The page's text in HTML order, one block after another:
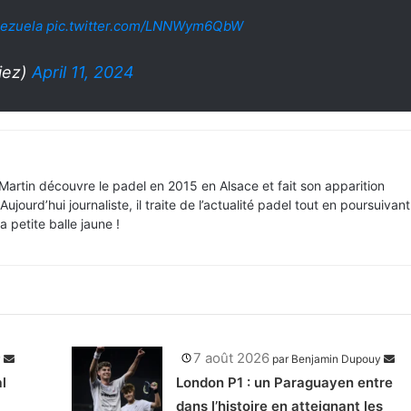
pic.twitter.com/LNNWym6QbW
April 11, 2024
découvre le padel en 2015 en Alsace et fait son apparition
journaliste, il traite de l’actualité padel tout en poursuivant
petite balle jaune !
7 août 2026 par Benjamin Dupouy
London P1 : un Paraguayen entre
dans l’histoire en atteignant les